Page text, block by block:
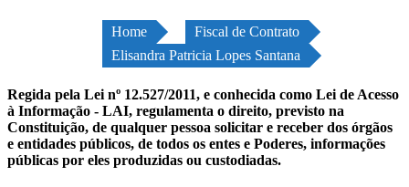
Home
Fiscal de Contrato
Elisandra Patricia Lopes Santana
Regida pela Lei nº 12.527/2011, e conhecida como Lei de Acesso
à Informação - LAI, regulamenta o direito, previsto na
Constituição, de qualquer pessoa solicitar e receber dos órgãos
e entidades públicos, de todos os entes e Poderes, informações
públicas por eles produzidas ou custodiadas.